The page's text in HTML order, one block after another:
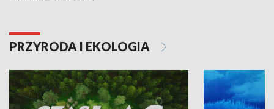
PRZYRODA I EKOLOGIA